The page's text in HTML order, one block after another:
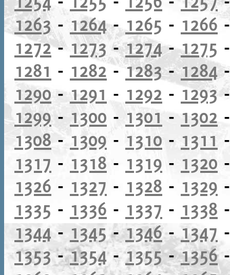
1263- 1264- 1265 - 1266
1272- 1273-1274-1275
1281 - 1282-1283-1284
1290- 1291 - 1292 - 1293
1299- 1300 - 1301 - 1302
1308- 1309 - 1310 - 1311
1317 - 1318 - 1319 - 1320
1326 - 1327 - 1328 - 1329
1335 - 1336 - 1337 - 1338
1344 - 1345 -1346-1347
1353-1354-1355-1356